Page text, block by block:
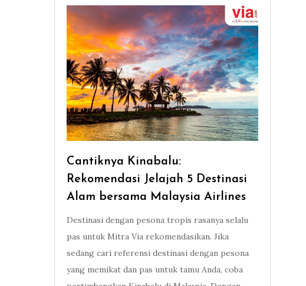
Cantiknya Kinabalu:
Rekomendasi Jelajah 5 Destinasi
Alam bersama Malaysia Airlines
Destinasi dengan pesona tropis rasanya selalu
pas untuk Mitra Via rekomendasikan. Jika
sedang cari referensi destinasi dengan pesona
yang memikat dan pas untuk tamu Anda, coba